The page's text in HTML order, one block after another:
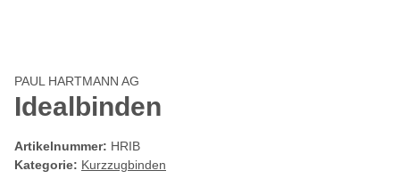
PAUL HARTMANN AG
Idealbinden
Artikelnummer: HRIB
Kategorie: Kurzzugbinden